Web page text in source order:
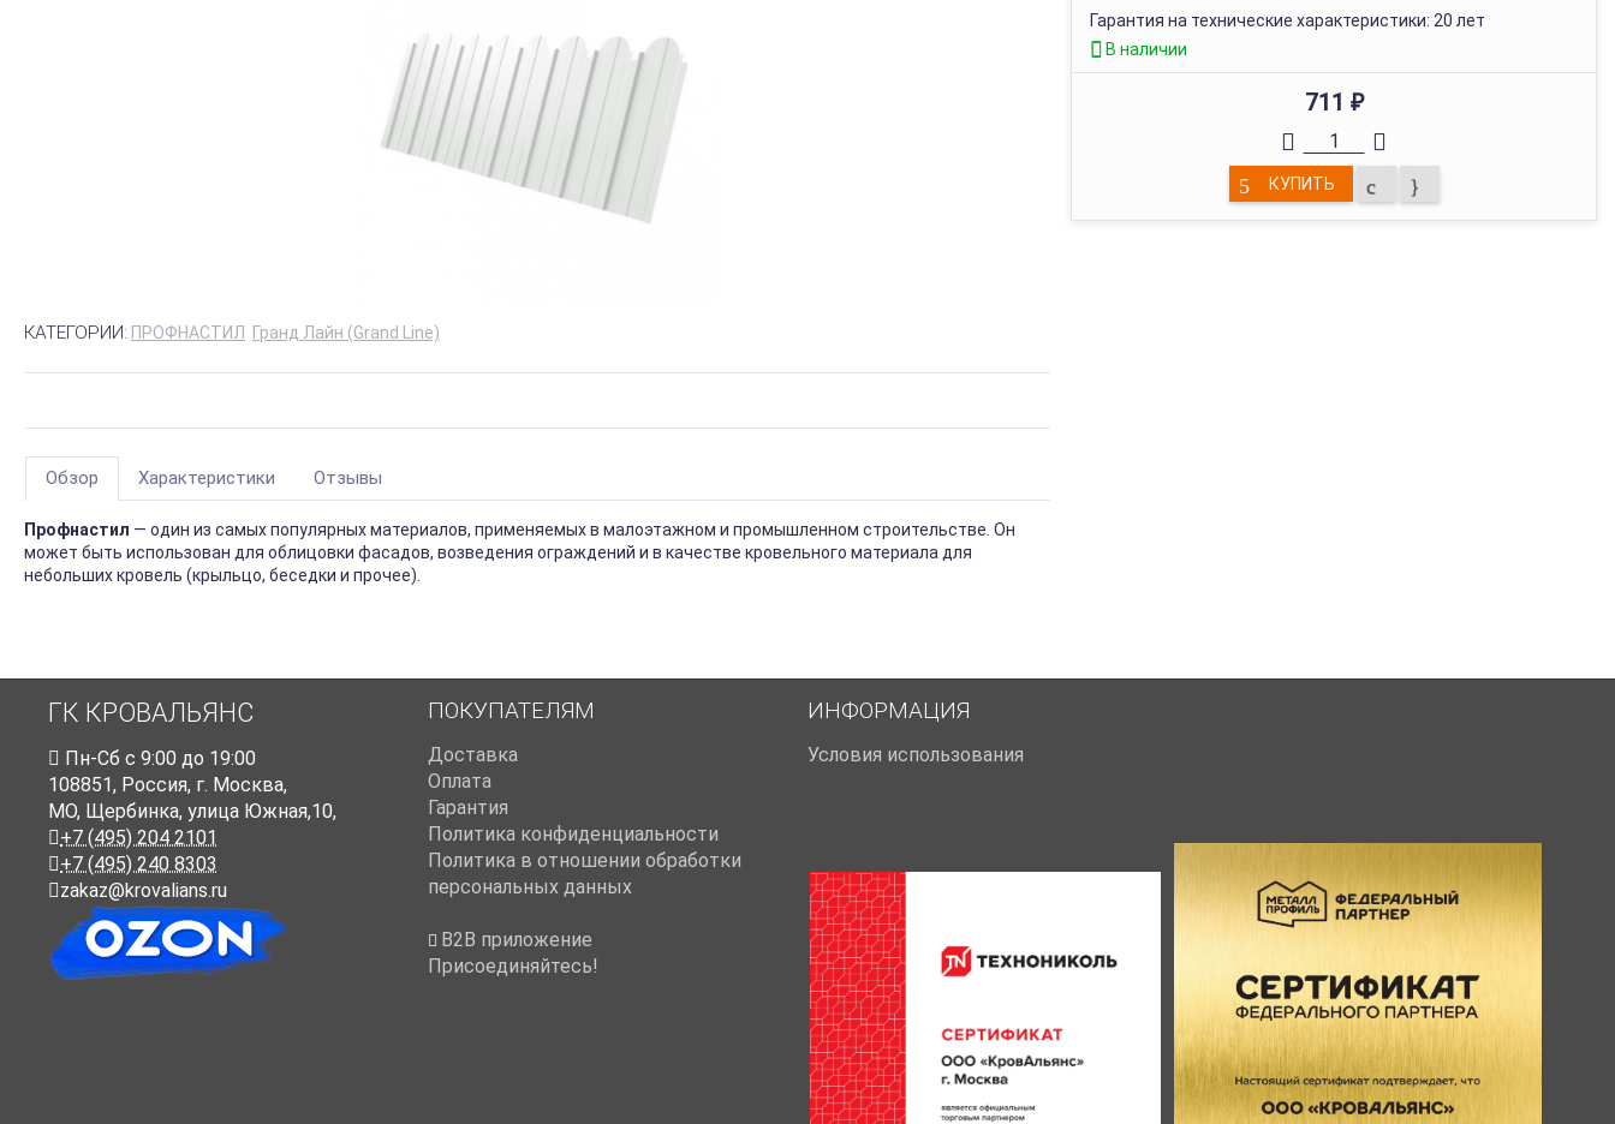
Гарантия на технические характеристики: 20 лет
В наличии
711 ₽
КУПИТЬ
КАТЕГОРИИ: ПРОФНАСТИЛ Гранд Лайн (Grand Line)
Обзор Характеристики Отзывы
Профнастил — один из самых популярных материалов, применяемых в малоэтажном и промышленном строительстве. Он
может быть использован для облицовки фасадов, возведения ограждений и в качестве кровельного материала для
небольших кровель (крыльцо, беседки и прочее).
ГК КРОВАЛЬЯНС
Пн-Cб с 9:00 до 19:00
108851, Россия, г. Москва,
МО, Щербинка, улица Южная,10,
+7 (495) 204 2101
+7 (495) 240 8303
zakaz@krovalians.ru
ПОКУПАТЕЛЯМ
Доставка
Оплата
Гарантия
Политика конфиденциальности
Политика в отношении обработки
персональных данных
B2B приложение
Присоединяйтесь!
ИНФОРМАЦИЯ
Условия использования